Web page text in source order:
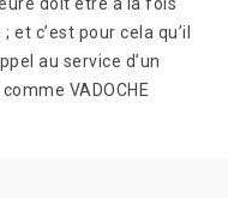
c’est pour cela qu’il
au service d’un
VADOCHE